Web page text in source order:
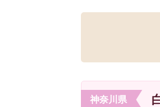
神奈川県